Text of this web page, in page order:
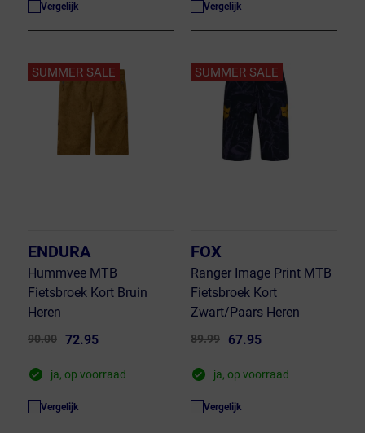
Vergelijk Vergelijk
SUMMER SALE
ENDURA
Hummvee MTB
Fietsbroek Kort Bruin
Heren
90.00 72.95
ja, op voorraad
Vergelijk
SUMMER SALE
FOX
Ranger Image Print MTB
Fietsbroek Kort
Zwart/Paars Heren
89.99 67.95
ja, op voorraad
Vergelijk